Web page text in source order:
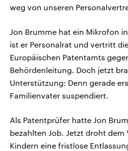
weg von unseren
Jon Brumme hat ein Mikrofon
ist er Personalrat und vertritt
Europäischen Patentamts
Behördenleitung. Doch jetzt
Unterstützung: Denn gerade
Familienvater suspendiert.
Als Patentprüfer hatte Jon
bezahlten Job. Jetzt droht dem
Kindern eine fristlose